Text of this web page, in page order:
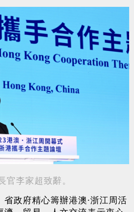
官李家超致辭。
政府精心籌辦港澳·浙江周活